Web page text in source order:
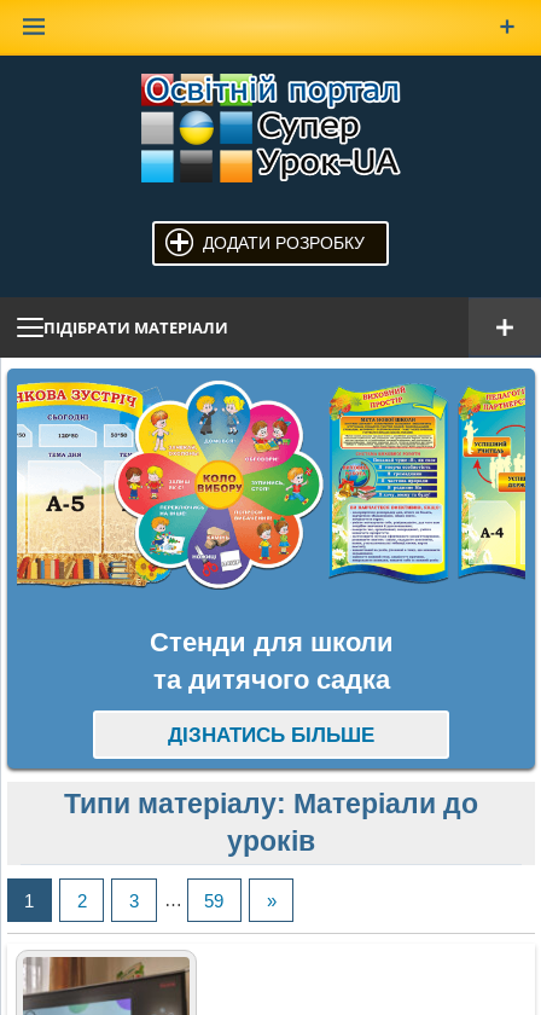
ДОДАТИ РОЗРОБКУ
ПІДІБРАТИ МАТЕРІАЛИ
Стенди для школи
та дитячого садка
ДІЗНАТИСЬ БІЛЬШЕ
Типи матеріалу: Матеріали до
уроків
1 2 3 … 59 »